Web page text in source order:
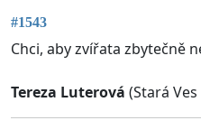
#1543
Chci, aby zvířata zbytečně
Tereza Luterová (Stará